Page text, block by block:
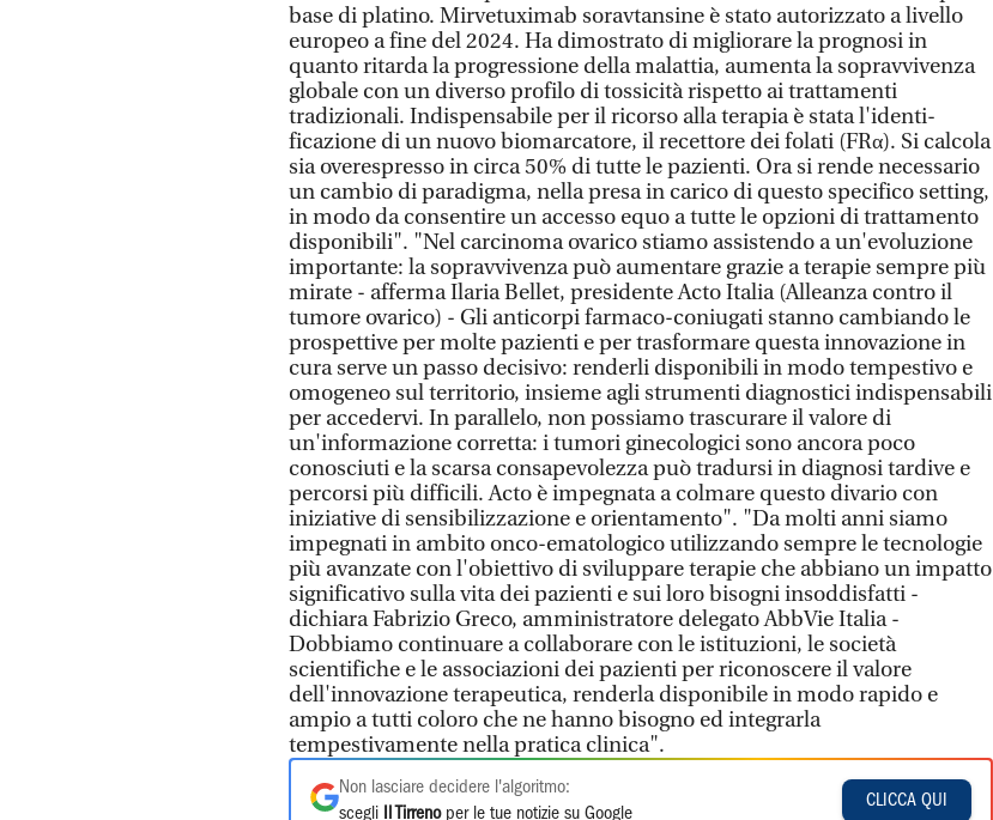
base di platino. Mirvetuximab soravtansine è stato autorizzato a livello
europeo a fine del 2024. Ha dimostrato di migliorare la prognosi in
quanto ritarda la progressione della malattia, aumenta la sopravvivenza
globale con un diverso profilo di tossicità rispetto ai trattamenti
tradizionali. Indispensabile per il ricorso alla terapia è stata l'identi­
ficazione di un nuovo biomarcatore, il recettore dei folati (FRα). Si calcola
sia overespresso in circa 50% di tutte le pazienti. Ora si rende necessario
un cambio di paradigma, nella presa in carico di questo specifico setting,
in modo da consentire un accesso equo a tutte le opzioni di trattamento
disponibili". "Nel carcinoma ovarico stiamo assistendo a un'evoluzione
importante: la sopravvivenza può aumentare grazie a terapie sempre più
mirate - afferma Ilaria Bellet, presidente Acto Italia (Alleanza contro il
tumore ovarico) - Gli anticorpi farmaco-coniugati stanno cambiando le
prospettive per molte pazienti e per trasformare questa innovazione in
cura serve un passo decisivo: renderli disponibili in modo tempestivo e
omogeneo sul territorio, insieme agli strumenti diagnostici indispensabili
per accedervi. In parallelo, non possiamo trascurare il valore di
un'informazione corretta: i tumori ginecologici sono ancora poco
conosciuti e la scarsa consapevolezza può tradursi in diagnosi tardive e
percorsi più difficili. Acto è impegnata a colmare questo divario con
iniziative di sensibilizzazione e orientamento". "Da molti anni siamo
impegnati in ambito onco-ematologico utilizzando sempre le tecnologie
più avanzate con l'obiettivo di sviluppare terapie che abbiano un impatto
significativo sulla vita dei pazienti e sui loro bisogni insoddisfatti -
dichiara Fabrizio Greco, amministratore delegato AbbVie Italia -
Dobbiamo continuare a collaborare con le istituzioni, le società
scientifiche e le associazioni dei pazienti per riconoscere il valore
dell'innovazione terapeutica, renderla disponibile in modo rapido e
ampio a tutti coloro che ne hanno bisogno ed integrarla
tempestivamente nella pratica clinica".
Non lasciare decidere l'algoritmo:
scegli
Il Tirrenoper le tue notizie su Google
CLICCA QUI